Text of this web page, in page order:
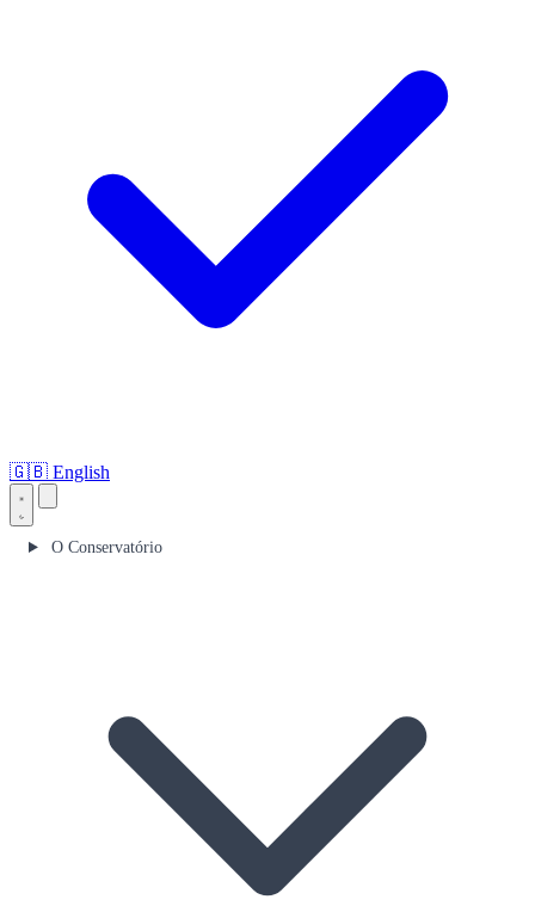
🇬🇧 English
O Conservatório